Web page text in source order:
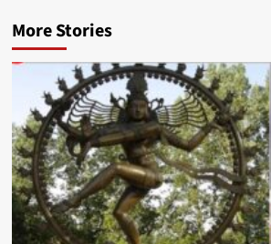
More Stories